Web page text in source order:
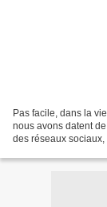
Pas facile, dans la
nous avons datent
des réseaux sociaux,